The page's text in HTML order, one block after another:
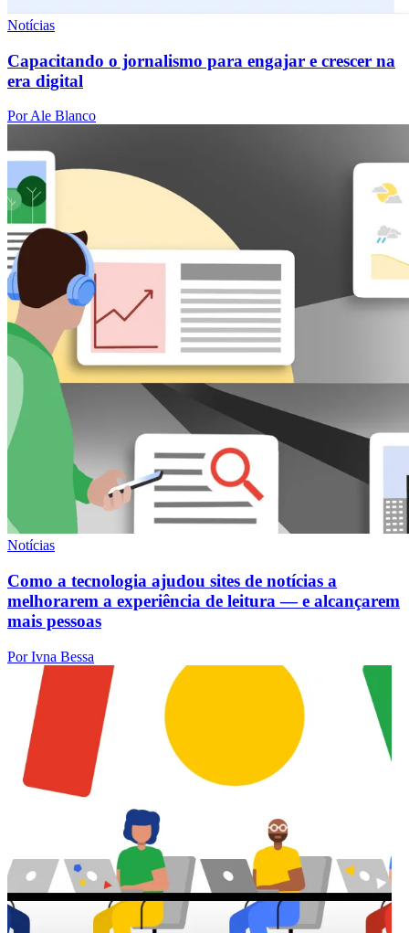
Notícias
Capacitando o jornalismo para engajar e crescer na
era digital
Por Ale Blanco
Notícias
Como a tecnologia ajudou sites de notícias a
melhorarem a experiência de leitura — e alcançarem
mais pessoas
Por Ivna Bessa